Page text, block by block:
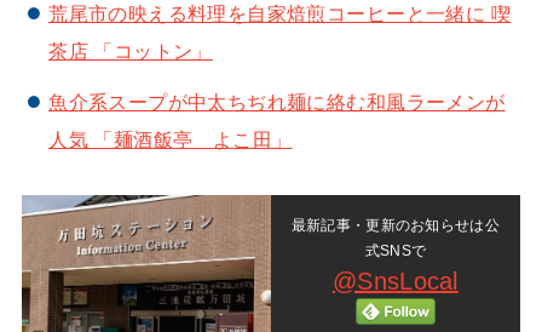
荒尾市の映える料理を自家焙煎コーヒーと一緒に 喫
茶店 「コットン」
魚介系スープが中太ちぢれ麺に絡む和風ラーメンが
人気 「麺酒飯亭 よこ田」
最新記事・更新のお知らせは公
式SNSで
@SnsLocal